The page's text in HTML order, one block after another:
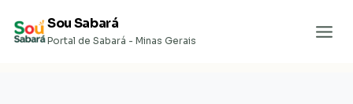
para
Sou Sabará
Portal de Sabará - Minas Gerais